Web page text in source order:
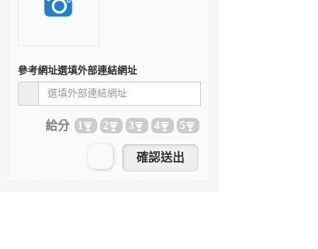
參考網址選填外部連結網址
給分 1 2 3 4 5